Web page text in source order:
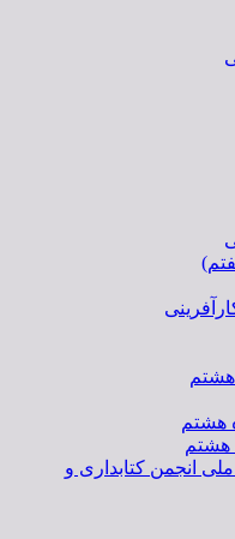
هشتم
هشتم
انجمن کتابداری و